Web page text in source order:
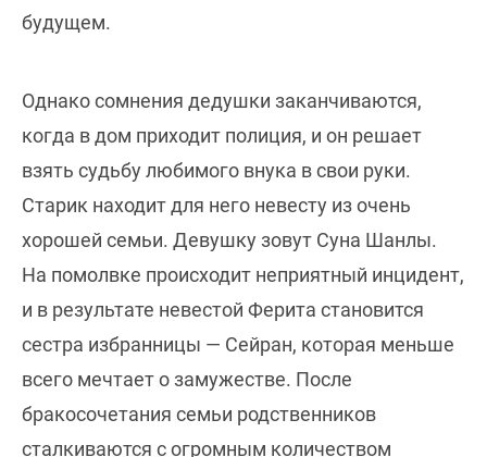
будущем.
Однако сомнения дедушки заканчиваются,
когда в дом приходит полиция, и он решает
взять судьбу любимого внука в свои руки.
Старик находит для него невесту из очень
хорошей семьи. Девушку зовут Суна Шанлы.
На помолвке происходит неприятный инцидент,
и в результате невестой Ферита становится
сестра избранницы — Сейран, которая меньше
всего мечтает о замужестве. После
бракосочетания семьи родственников
сталкиваются с огромным количеством